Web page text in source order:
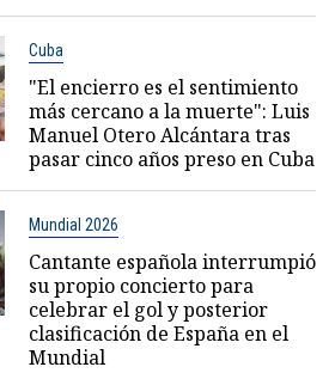
Cuba
"El encierro es el sentimiento
más cercano a la muerte": Luis
Manuel Otero Alcántara tras
pasar cinco años preso en Cuba
Mundial 2026
Cantante española interrumpió
su propio concierto para
celebrar el gol y posterior
clasificación de España en el
Mundial